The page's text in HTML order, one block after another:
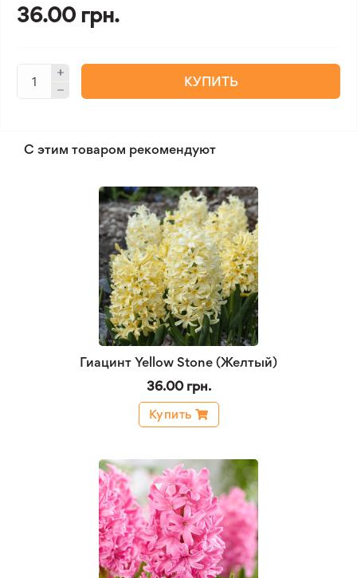
36.00 грн.
КУПИТЬ
С этим товаром рекомендуют
Гиацинт Yellow Stone (Желтый)
36.00 грн.
Купить